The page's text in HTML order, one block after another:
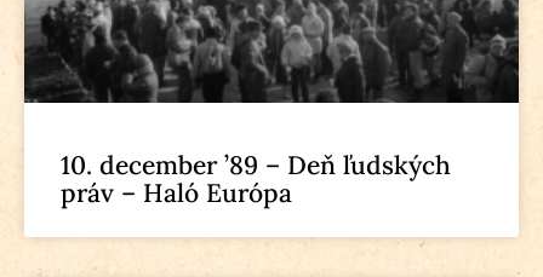
10. december ’89 – Deň ľudských
práv – Haló Európa